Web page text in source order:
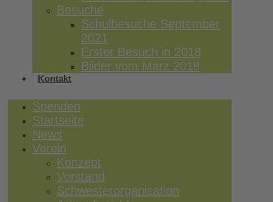
Besuche
Schulbesuche September
2021
Erster Besuch in 2018
Bilder vom März 2018
Kontakt
Spenden
Startseite
News
Verein
Konzept
Vorstand
Schwesterorganisation